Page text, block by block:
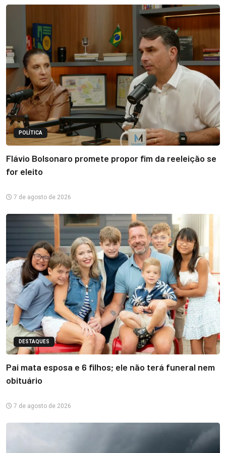
POLÍTICA
Flávio Bolsonaro promete propor fim da reeleição se
for eleito
7 de agosto de 2026
DESTAQUES
Pai mata esposa e 6 filhos; ele não terá funeral nem
obituário
7 de agosto de 2026